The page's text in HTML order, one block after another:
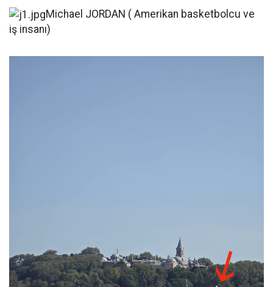
Michael JORDAN ( Amerikan basketbolcu ve
iş insanı)